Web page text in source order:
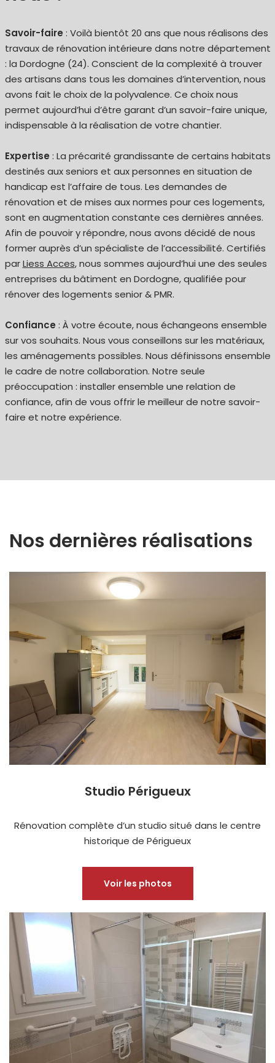
Savoir-faire : Voilà bientôt 20 ans que nous réalisons des
travaux de rénovation intérieure dans notre département
: la Dordogne (24). Conscient de la complexité à trouver
des artisans dans tous les domaines d’intervention, nous
avons fait le choix de la polyvalence. Ce choix nous
permet aujourd’hui d’être garant d’un savoir-faire unique,
indispensable à la réalisation de votre chantier.
Expertise : La précarité grandissante de certains habitats
destinés aux seniors et aux personnes en situation de
handicap est l’affaire de tous. Les demandes de
rénovation et de mises aux normes pour ces logements,
sont en augmentation constante ces dernières années.
Afin de pouvoir y répondre, nous avons décidé de nous
former auprès d’un spécialiste de l’accessibilité. Certifiés
parLiess Acces, nous sommes aujourd’hui une des seules
entreprises du bâtiment en Dordogne, qualifiée pour
rénover des logements senior & PMR.
Confiance : À votre écoute, nous échangeons ensemble
sur vos souhaits. Nous vous conseillons sur les matériaux,
les aménagements possibles. Nous définissons ensemble
le cadre de notre collaboration. Notre seule
préoccupation : installer ensemble une relation de
confiance, afin de vous offrir le meilleur de notre savoir-
faire et notre expérience.
Nos dernières réalisations
Studio Périgueux
Rénovation complète d’un studio situé dans le centre
historique de Périgueux
Voir les photos